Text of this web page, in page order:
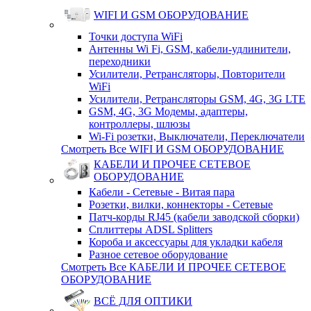
WIFI И GSM ОБОРУДОВАНИЕ
Точки доступа WiFi
Антенны Wi Fi, GSM, кабели-удлинители,
переходники
Усилители, Ретрансляторы, Повторители
WiFi
Усилители, Ретрансляторы GSM, 4G, 3G LTE
GSM, 4G, 3G Модемы, адаптеры,
контроллеры, шлюзы
Wi-Fi розетки, Выключатели, Переключатели
Смотреть Все WIFI И GSM ОБОРУДОВАНИЕ
КАБЕЛИ И ПРОЧЕЕ СЕТЕВОЕ
ОБОРУДОВАНИЕ
Кабели - Сетевые - Витая пара
Розетки, вилки, коннекторы - Сетевые
Патч-корды RJ45 (кабели заводской сборки)
Сплиттеры ADSL Splitters
Короба и аксессуары для укладки кабеля
Разное сетевое оборудование
Смотреть Все КАБЕЛИ И ПРОЧЕЕ СЕТЕВОЕ
ОБОРУДОВАНИЕ
ВСЁ ДЛЯ ОПТИКИ